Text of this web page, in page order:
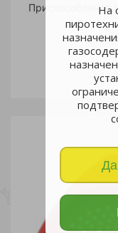
На
Приспособление